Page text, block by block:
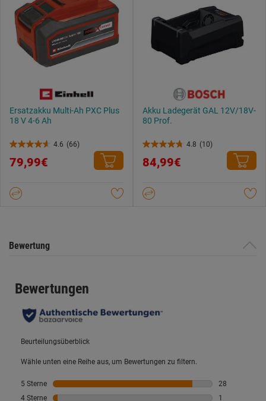
Ersatzakku Multi-Ah PXC Plus
18 V 4-6 Ah
4.6 (66)
4.6
von
Sternen.
79,99€
Akku Ladegerät GAL 12V/18V-
80 Prof.
4.8 (10)
4.8
von
Sternen.
84,99€
Bewertung